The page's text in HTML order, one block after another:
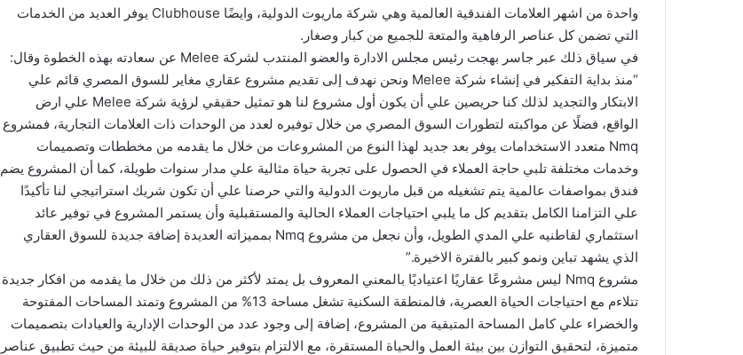
واحدة من اشهر العلامات الفندقية العالمية وهي شركة ماريوت الدولية، وايضًا Clubhouse يوفر العديد من الخدمات
التي تضمن كل عناصر الرفاهية والمتعة للجميع من كبار وصغار.
في سياق ذلك عبر جاسر بهجت رئيس مجلس الادارة والعضو المنتدب لشركة Melee عن سعادته بهذه الخطوة وقال:
“منذ بداية التفكير في إنشاء شركة Melee ونحن نهدف إلى تقديم مشروع عقاري مغاير للسوق المصري قائم علي
الابتكار والتجديد لذلك كنا حريصين علي أن يكون أول مشروع لنا هو تمثيل حقيقي لرؤية شركة Melee علي ارض
الواقع، فضلًا عن مواكبته لتطورات السوق المصري من خلال توفيره لعدد من الوحدات ذات العلامات التجارية، فمشروع
Nmq متعدد الاستخدامات يوفر بعد جديد لهذا النوع من المشروعات من خلال ما يقدمه من مخططات وتصميمات
وخدمات مختلفة تلبي حاجة العملاء في الحصول على تجربة حياة مثالية علي مدار سنوات طويلة، كما أن المشروع يضم
فندق بمواصفات عالمية يتم تشغيله من قبل ماريوت الدولية والتي حرصنا علي أن تكون شريك استراتيجي لنا تأكيدًا
علي التزامنا الكامل بتقديم كل ما يلبي احتياجات العملاء الحالية والمستقبلية وأن يستمر المشروع في توفير عائد
استثماري لقاطنيه علي المدي الطويل، وأن نجعل من مشروع Nmq بمميزاته العديدة إضافة جديدة للسوق العقاري
الذي يشهد تباين ونمو كبير بالفترة الاخيرة.”
مشروع Nmq ليس مشروعًا عقاريًا اعتياديًا بالمعني المعروف بل يمتد لأكثر من ذلك من خلال ما يقدمه من افكار جديدة
تتلاءم مع احتياجات الحياة العصرية، فالمنطقة السكنية تشغل مساحة 13% من المشروع وتمتد المساحات المفتوحة
والخضراء علي كامل المساحة المتبقية من المشروع، إضافة إلى وجود عدد من الوحدات الإدارية والعيادات بتصميمات
متميزة، لتحقيق التوازن بين بيئة العمل والحياة المستقرة، مع الالتزام بتوفير حياة صديقة للبيئة من حيث تطبيق عناصر